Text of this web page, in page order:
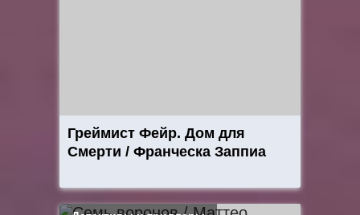
Греймист Фейр. Дом для
Смерти / Франческа Заппиа